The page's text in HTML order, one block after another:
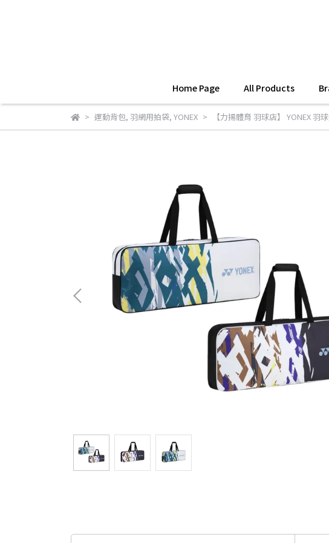
Home Page All Products
運動背包, 羽網用拍袋, YONEX 【力揚體育 羽球店】 YONEX 羽